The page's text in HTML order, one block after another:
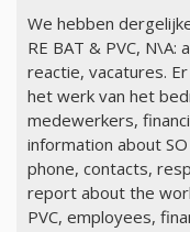
We hebben
RE BAT & PVC,
reactie, vacatures.
het werk van het
medewerkers,
information about
phone, contacts,
report about the
PVC, employees,